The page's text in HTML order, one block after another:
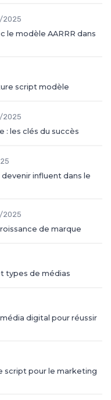
2025
le modèle AARRR dans
script modèle
2025
: les clés du succès
influent dans le
2025
de marque
types de médias
digital pour réussir
script pour le marketing